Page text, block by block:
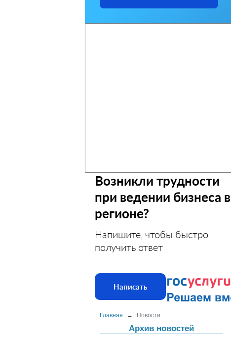
Возникли трудности
при ведении бизнеса в
регионе?
Напишите, чтобы быстро
получить ответ
Написать
Главная → Новости
Архив новостей